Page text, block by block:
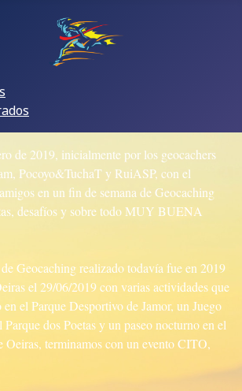
de 2019, inicialmente por los geocachers
Pocoyo&TuchaT y RuiASP, con el
en un fin de semana de Geocaching
desafíos y sobre todo MUY BUENA
Geocaching realizado todavía fue en 2019
el 29/06/2019 con varias actividades que
el Parque Desportivo de Jamor, un Juego
dos Poetas y un paseo nocturno en el
Oeiras, terminamos con un evento CITO,